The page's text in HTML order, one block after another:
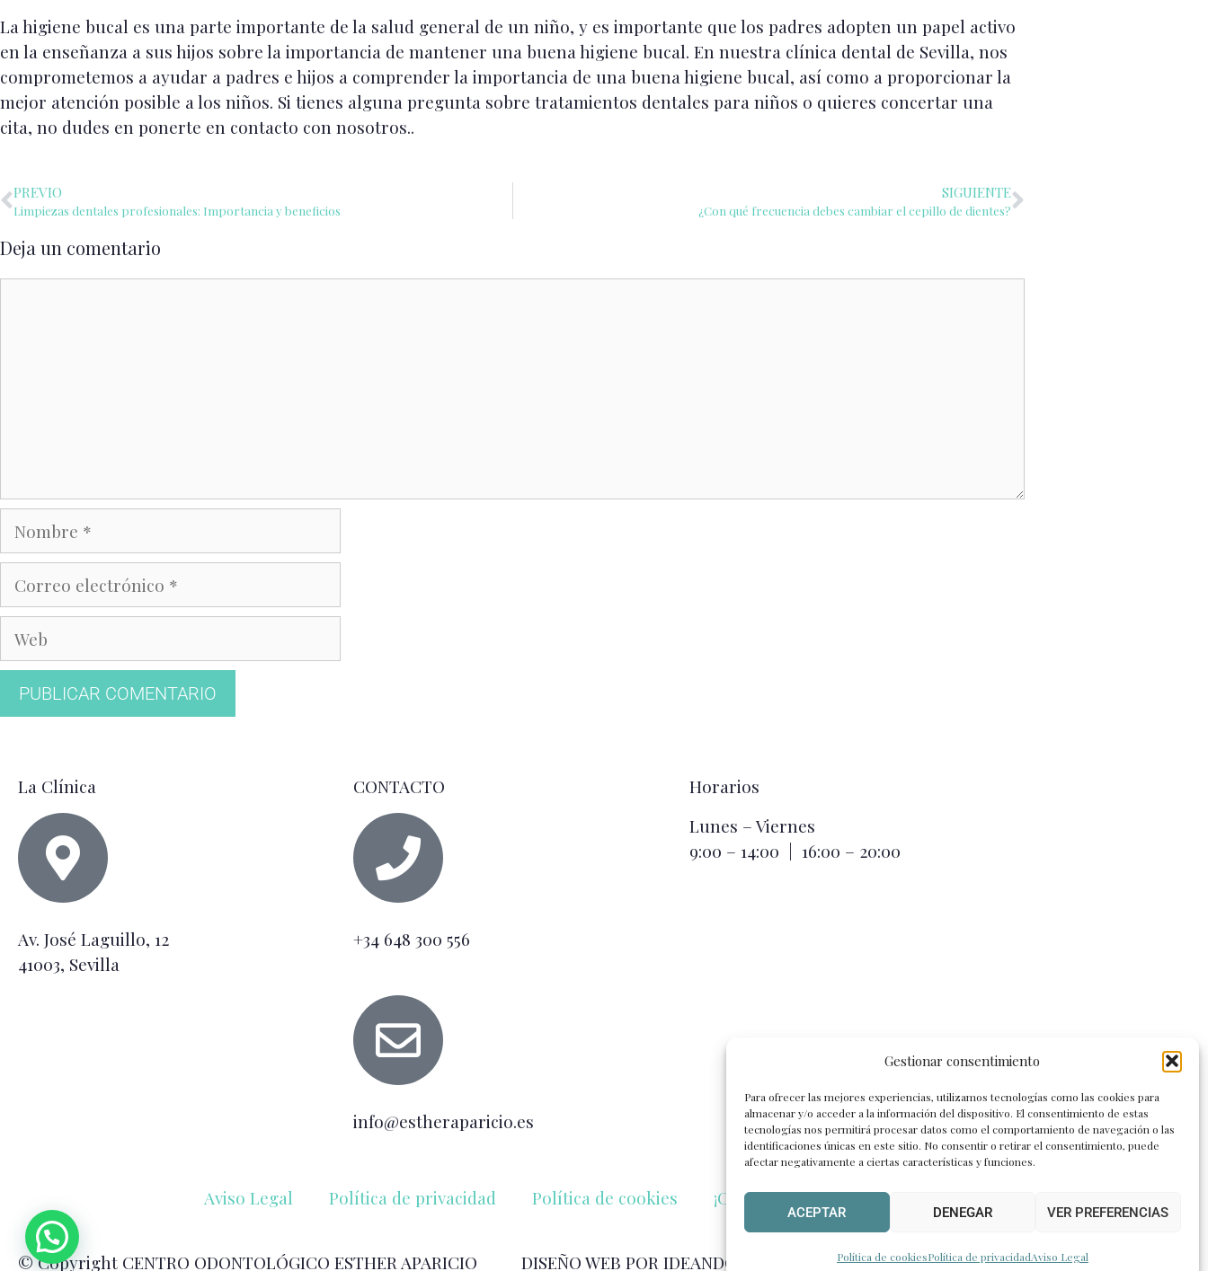
Gestionar consentimiento
Para ofrecer las mejores experiencias, utilizamos tecnologías como las cookies para
almacenar y/o acceder a la información del dispositivo. El consentimiento de estas
tecnologías nos permitirá procesar datos como el comportamiento de navegación o las
identificaciones únicas en este sitio. No consentir o retirar el consentimiento, puede
afectar negativamente a ciertas características y funciones.
ACEPTAR DENEGAR VER PREFERENCIAS
Política de cookiesPolítica de privacidadAviso Legal
La higiene bucal es una parte importante de la salud general de un niño, y es importante que los padres adopten un papel activo
en la enseñanza a sus hijos sobre la importancia de mantener una buena higiene bucal. En nuestra clínica dental de Sevilla, nos
comprometemos a ayudar a padres e hijos a comprender la importancia de una buena higiene bucal, así como a proporcionar la
mejor atención posible a los niños. Si tienes alguna pregunta sobre tratamientos dentales para niños o quieres concertar una
cita, no dudes en ponerte en contacto con nosotros..
PREVIO
Limpiezas dentales profesionales: Importancia y beneficios
SIGUIENTE
¿Con qué frecuencia debes cambiar el cepillo de dientes?
Deja un comentario
La Clínica
Av. José Laguillo, 12
41003, Sevilla
CONTACTO
+34 648 300 556
info@estheraparicio.es
Horarios
Lunes – Viernes
9:00 – 14:00 | 16:00 – 20:00
Aviso Legal Política de privacidad Política de cookies ¡Contáctanos!
© Copyright CENTRO ODONTOLÓGICO ESTHER APARICIO DISEÑO WEB POR IDEANDOAZUL